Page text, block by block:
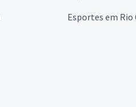
Esportes em Rio